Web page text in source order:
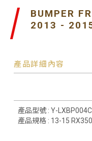
BUMPER
2013 -
產品詳細內容
產品型號 : Y-
產品規格 : 13-15